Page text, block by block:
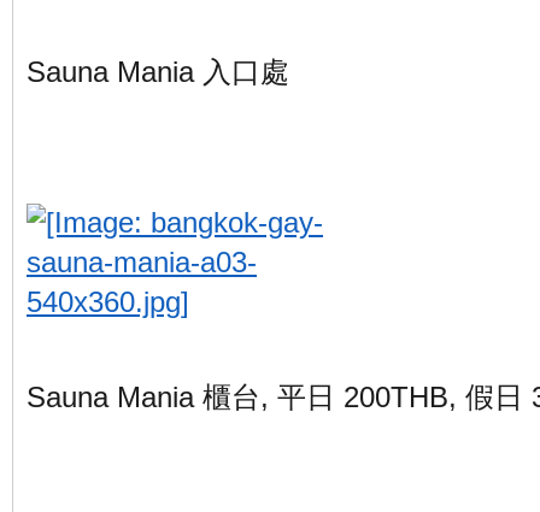
Sauna Mania 入口處
Sauna Mania 櫃台, 平日 200THB, 假日